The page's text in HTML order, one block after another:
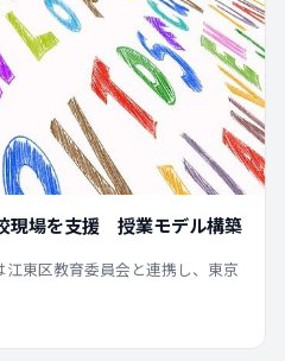
現場を支援 授業モデル構築
東区教育委員会と連携し、東京